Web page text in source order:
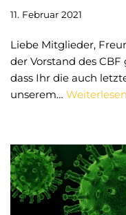
11. Februar 2021
Liebe Mitglieder,
der Vorstand des
dass Ihr die auch
unserem…